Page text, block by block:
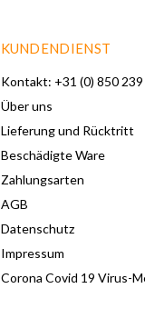
KUNDENDIENST
Kontakt: +31 (0) 850
Über uns
Lieferung und Rücktritt
Beschädigte Ware
Zahlungsarten
AGB
Datenschutz
Impressum
Corona Covid 19 Virus-